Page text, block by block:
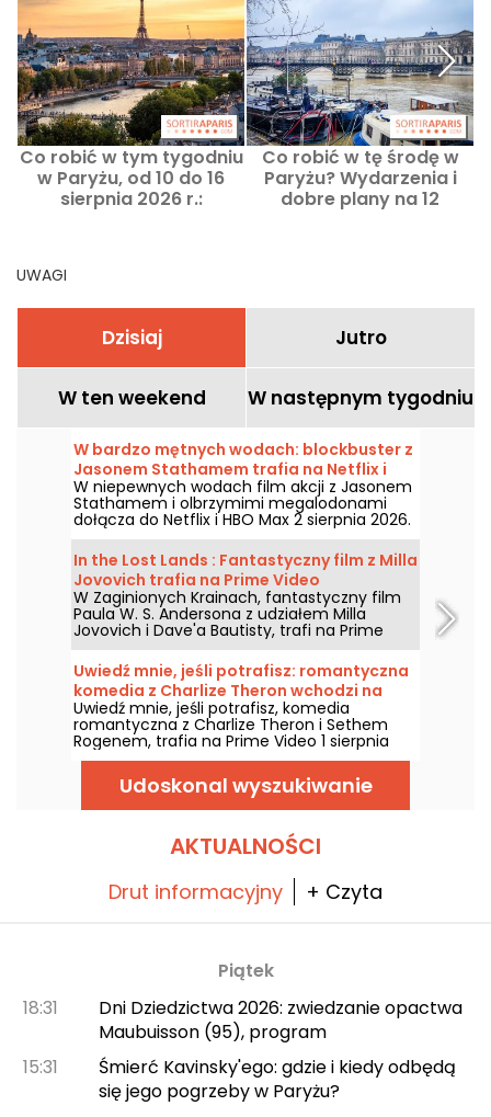
Co robić w tym tygodniu
w Paryżu, od 10 do 16
sierpnia 2026 r.:
Co robić w tę środę w
Paryżu? Wydarzenia i
dobre plany na 12
UWAGI
Dzisiaj Jutro
W ten weekend W następnym tygodniu
W bardzo mętnych wodach: blockbuster z
Jasonem Stathamem trafia na Netflix i
HBO Max
W niepewnych wodach film akcji z Jasonem
Stathamem i olbrzymimi megalodonami
dołącza do Netflix i HBO Max 2 sierpnia 2026.
In the Lost Lands : Fantastyczny film z Milla
Jovovich trafia na Prime Video
W Zaginionych Krainach, fantastyczny film
Paula W. S. Andersona z udziałem Milla
Jovovich i Dave'a Bautisty, trafi na Prime
Video 7 sierpnia 2026 roku.
Uwiedź mnie, jeśli potrafisz: romantyczna
komedia z Charlize Theron wchodzi na
Prime Video
Uwiedź mnie, jeśli potrafisz, komedia
romantyczna z Charlize Theron i Sethem
Rogenem, trafia na Prime Video 1 sierpnia
2026 roku.
Udoskonal wyszukiwanie
AKTUALNOŚCI
Drut informacyjny + Czyta
Piątek
18:31
Dni Dziedzictwa 2026: zwiedzanie opactwa
Maubuisson (95), program
15:31
Śmierć Kavinsky'ego: gdzie i kiedy odbędą
się jego pogrzeby w Paryżu?